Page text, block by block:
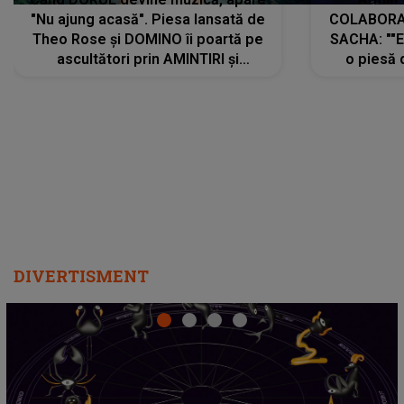
"Nu ajung acasă". Piesa lansată de
Theo Rose și DOMINO îi poartă pe
ascultători prin AMINTIRI și
SACHA:
o piesă
DIVERTISMENT